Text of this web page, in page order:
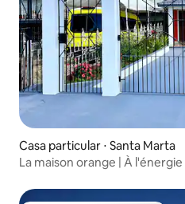
Casa particular ⋅ Santa Marta
La maison orange | À